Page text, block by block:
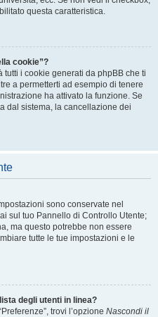
questa caratteristica.
cookie”?
tutti i cookie generati da phpBB che ti
a permetterti ad esempio di tenere
ha attivato la funzione. Se
dal sistema, la cancellazione dei
sono conservate nel
sul tuo Pannello di Controllo Utente;
ma questo potrebbe non essere
tutte le tue impostazioni e le
degli utenti in linea?
trovi l’opzione Nascondi il